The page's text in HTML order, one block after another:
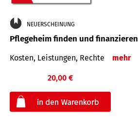
NEUERSCHEINUNG
Pflegeheim finden und finanzieren
Kosten, Leistungen, Rechte mehr
20,00 €